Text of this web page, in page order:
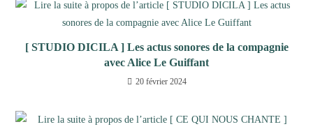
[ STUDIO DICILA ] Les actus sonores de la compagnie
avec Alice Le Guiffant
20 février 2024